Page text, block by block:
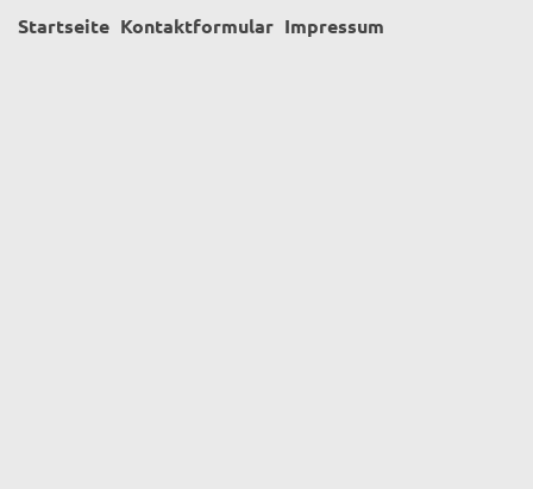
Startseite Kontaktformular Impressum